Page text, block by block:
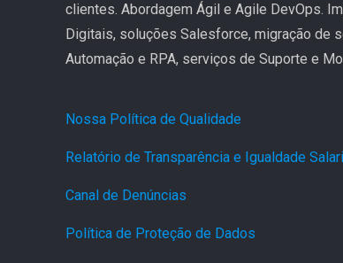
clientes. Abordagem Ágil e Agile DevOps.
Digitais, soluções Salesforce, migração de
Automação e RPA, serviços de Suporte e
Nossa Política de Qualidade
Relatório de Transparência e Igualdade
Canal de Denúncias
Política de Proteção de Dados